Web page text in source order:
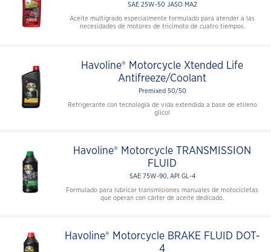
SAE 25W-50 JASO MA2
Aceite multigrado especialmente formulado para atender a las
necesidades de motores de tricimoto de cuatro tiempos.
Havoline® Motorcycle Xtended Life
Antifreeze/Coolant
Premixed 50/50
Refrigerante con tecnología de vida extendida a base de etileno
glicol
Havoline® Motorcycle TRANSMISSION
FLUID
SAE 75W-90, API GL-4
Formulado para lubricar transmisiones manuales de motocicletas
que operan con cárter de aceite dedicado.
Havoline® Motorcycle BRAKE FLUID DOT-
4